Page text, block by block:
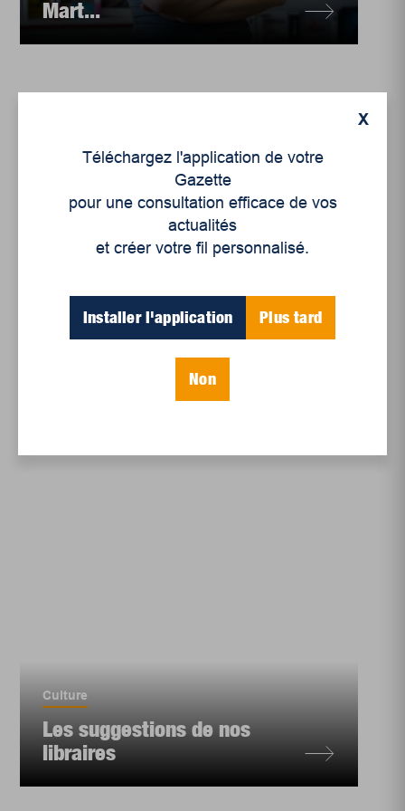
Mart...
Culture
Les suggestions de nos
Culture
Les suggestions de nos
libraires
X
Téléchargez l'application de votre
Gazette
pour une consultation efficace de vos
actualités
et créer votre fil personnalisé.
Installer l'application Plus tard
Non